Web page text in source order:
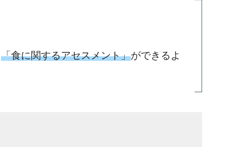
「食に関するアセスメント」ができるよ